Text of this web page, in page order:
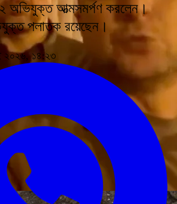
অভিযুক্ত আত্মসমর্পণ করলেন।
পলাতক রয়েছেন।
২০২৬, ১৪:২৩